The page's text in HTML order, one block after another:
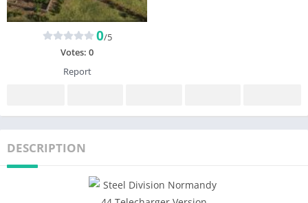
0/5
Votes: 0
Report
DESCRIPTION